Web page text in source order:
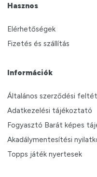
Hasznos
Elérhetőségek
Fizetés és szállítás
Információk
Általános szerződési
Adatkezelési tájékoztató
Fogyasztó Barát képes
Akadálymentesítési
Topps játék nyertesek